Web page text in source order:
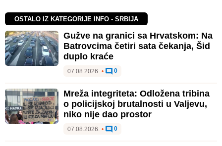
OSTALO IZ KATEGORIJE INFO - SRBIJA
Gužve na granici sa Hrvatskom: Na
Batrovcima četiri sata čekanja, Šid
duplo kraće
07.08.2026. • 0
Mreža integriteta: Odložena tribina
o policijskoj brutalnosti u Valjevu,
niko nije dao prostor
07.08.2026. • 0